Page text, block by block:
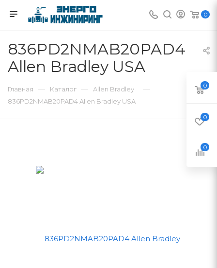
0
836PD2NMAB20PAD4
Allen Bradley USA
Главная — Каталог — Allen Bradley —
836PD2NMAB20PAD4 Allen Bradley USA
0
0
0